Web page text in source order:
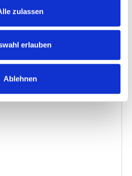
zulassen
erlauben
Ablehnen
Untertitel:
E-Series lift
allen Cookies,